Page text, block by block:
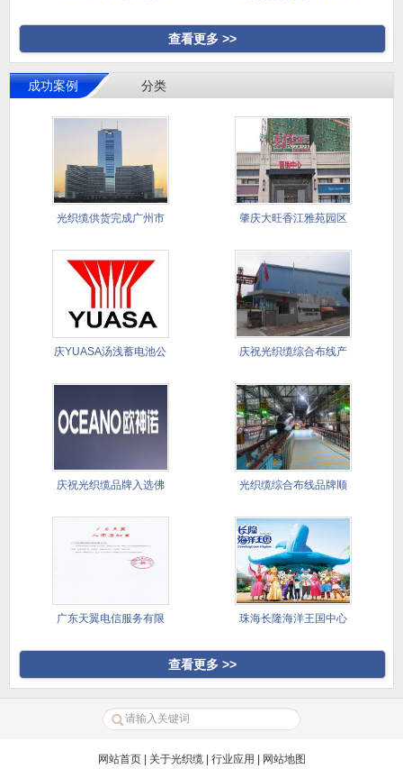
查看更多 >>
成功案例 分类
光织缆供货完成广州市 肇庆大旺香江雅苑园区
庆YUASA汤浅蓄电池公 庆祝光织缆综合布线产
庆祝光织缆品牌入选佛 光织缆综合布线品牌顺
广东天翼电信服务有限 珠海长隆海洋王国中心
查看更多 >>
网站首页| 关于光织缆| 行业应用 | 网站地图